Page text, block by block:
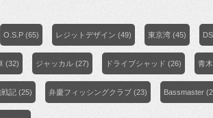
O.S.P (65) レジットデザイン (49) 東京湾 (45)
(32) ジャッカル (27) ドライブシャッド (26) 青
戦記 (25) 弁慶フィッシングクラブ (23) Bassmaster